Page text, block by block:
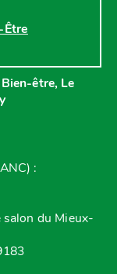
Être
être, Le
:
du Mieux-